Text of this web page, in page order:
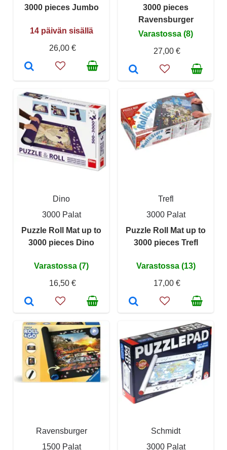
3000 pieces Jumbo
14 päivän sisällä
26,00 €
3000 pieces
Ravensburger
Varastossa (8)
27,00 €
Dino
3000 Palat
Puzzle Roll Mat up to
3000 pieces Dino
Varastossa (7)
16,50 €
Trefl
3000 Palat
Puzzle Roll Mat up to
3000 pieces Trefl
Varastossa (13)
17,00 €
Ravensburger
1500 Palat
Schmidt
3000 Palat